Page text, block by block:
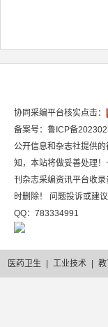
协同采编平台核实点击：
备案号：鲁ICP备
公开信息和杂志社提供
知，本站将做妥善处理
刊杂志采编资讯平台收
时删除！ 问题投诉或建
QQ：783334991
医药卫生 工业技术 教